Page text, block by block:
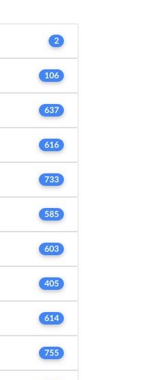
2
106
637
616
733
585
603
405
614
755